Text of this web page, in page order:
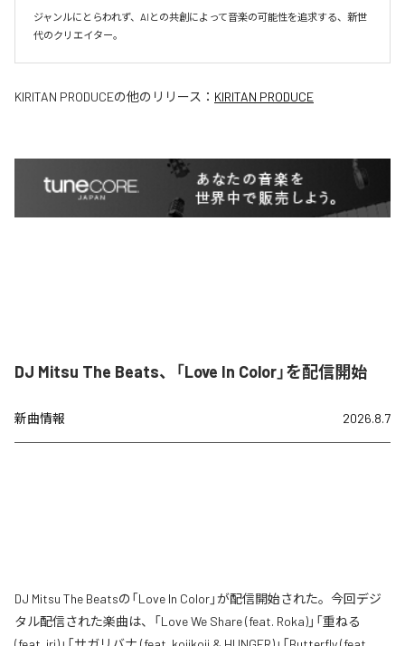
ジャンルにとらわれず、AIとの共創によって音楽の可能性を追求する、新世
代のクリエイター。
KIRITAN PRODUCEの他のリリース： KIRITAN PRODUCE
DJ Mitsu The Beats、「Love In Color」を配信開始
新曲情報 2026.8.7
DJ Mitsu The Beatsの「Love In Color」が配信開始された。今回デジ
タル配信された楽曲は、「Love We Share (feat. Roka)」「重ねる